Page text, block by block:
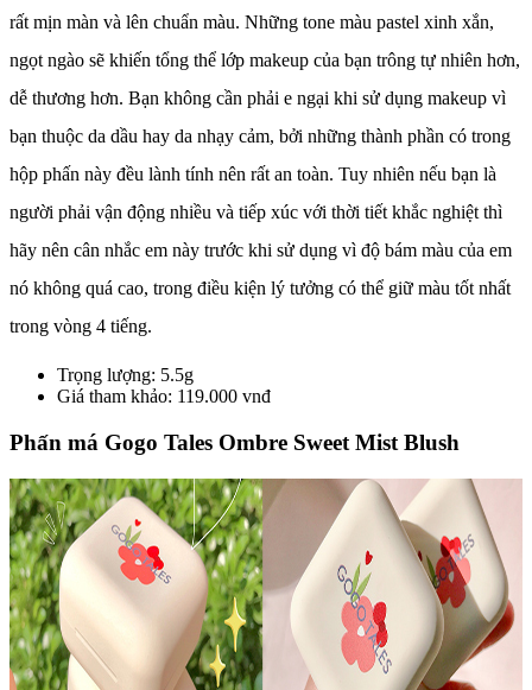
rất mịn màn và lên chuẩn màu. Những tone màu pastel xinh xắn,
ngọt ngào sẽ khiến tổng thể lớp makeup của bạn trông tự nhiên hơn,
dễ thương hơn. Bạn không cần phải e ngại khi sử dụng makeup vì
bạn thuộc da dầu hay da nhạy cảm, bởi những thành phần có trong
hộp phấn này đều lành tính nên rất an toàn. Tuy nhiên nếu bạn là
người phải vận động nhiều và tiếp xúc với thời tiết khắc nghiệt thì
hãy nên cân nhắc em này trước khi sử dụng vì độ bám màu của em
nó không quá cao, trong điều kiện lý tưởng có thể giữ màu tốt nhất
trong vòng 4 tiếng.
Trọng lượng: 5.5g
Giá tham khảo: 119.000 vnđ
Phấn má Gogo Tales Ombre Sweet Mist Blush